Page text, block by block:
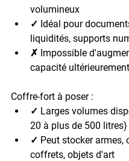
volumineux
✓ Idéal pour
liquidités, supports
✗ Impossible
capacité ultérieurement
Coffre-fort à poser :
✓ Larges volumes
20 à plus de 500 litres)
✓ Peut stocker armes,
coffrets, objets d'art